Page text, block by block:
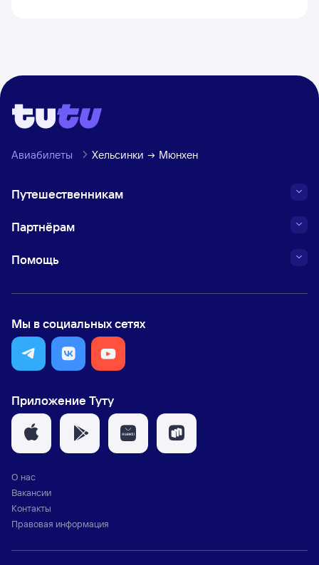
Авиабилеты Хельсинки Мюнхен
Путешественникам
Партнёрам
Помощь
Мы в социальных сетях
Приложение Туту
О нас
Вакансии
Контакты
Правовая информация